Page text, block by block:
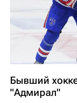
Бывший
"Адмирал"